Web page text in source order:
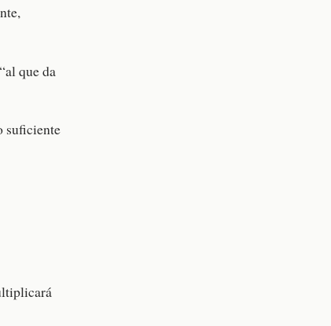
que da
suficiente